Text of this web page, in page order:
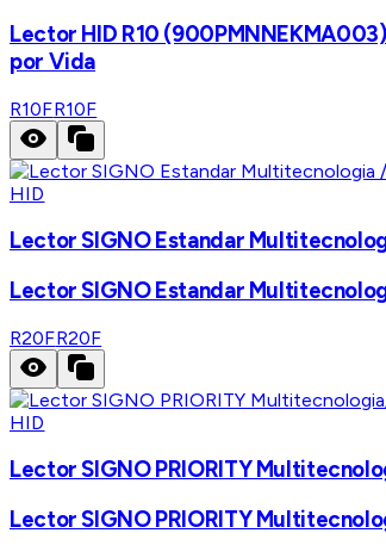
Lector HID R10
por Vida
R10FR10F
HID
Lector SIGNO Estandar
Lector SIGNO Estandar
R20FR20F
HID
Lector SIGNO PRIORITY
Lector SIGNO PRIORITY